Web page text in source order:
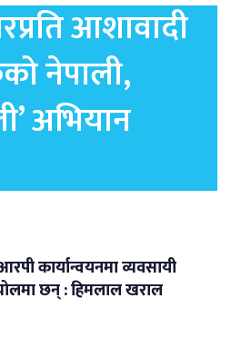
आशावादी
नेपाली,
अभियान
कार्यान्वयनमा व्यवसायी
छन् : हिमलाल खराल